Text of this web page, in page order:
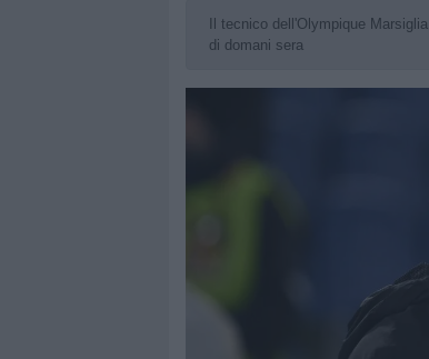
Il tecnico dell'Olympique
di domani sera